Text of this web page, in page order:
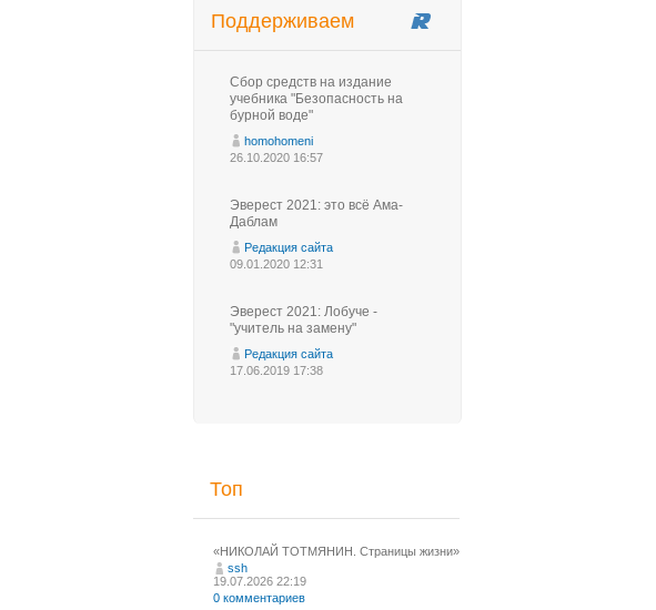
Поддерживаем
Сбор средств на издание
учебника "Безопасность на
бурной воде"
homohomeni
26.10.2020 16:57
Эверест 2021: это всё Ама-
Даблам
Редакция сайта
09.01.2020 12:31
Эверест 2021: Лобуче -
"учитель на замену"
Редакция сайта
17.06.2019 17:38
Топ
«НИКОЛАЙ ТОТМЯНИН. Страницы жизни»
ssh
19.07.2026 22:19
0 комментариев